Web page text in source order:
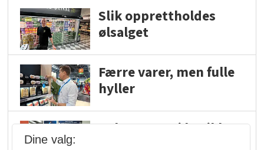
Slik opprettholdes
ølsalget
Færre varer, men fulle
hyller
KI lager mat i butikken
Dine valg: